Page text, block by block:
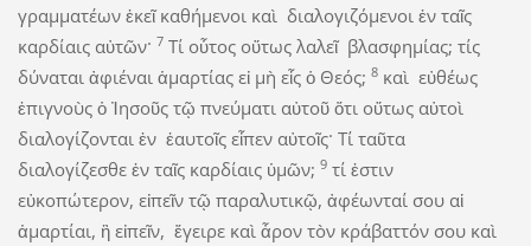
γραμματέων ἐκεῖ καθήμενοι καὶ διαλογιζόμενοι ἐν ταῖς
καρδίαις αὐτῶν· 7Τί οὗτος οὕτως λαλεῖ βλασφημίας; τίς
δύναται ἀφιέναι ἁμαρτίας εἰ μὴ εἷς ὁ Θεός; 8καὶ εὐθέως
ἐπιγνοὺς ὁ Ἰησοῦς τῷ πνεύματι αὐτοῦ ὅτι οὕτως αὐτοὶ
διαλογίζονται ἐν ἑαυτοῖς εἶπεν αὐτοῖς· Τί ταῦτα
διαλογίζεσθε ἐν ταῖς καρδίαις ὑμῶν; 9τί ἐστιν
εὐκοπώτερον, εἰπεῖν τῷ παραλυτικῷ, ἀφέωνταί σου αἱ
ἁμαρτίαι, ἢ εἰπεῖν, ἔγειρε καὶ ἆρον τὸν κράβαττόν σου καὶ